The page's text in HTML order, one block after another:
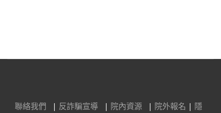
聯絡我們 | 反詐騙宣導 | 院內資源 | 院外報名 | 隱